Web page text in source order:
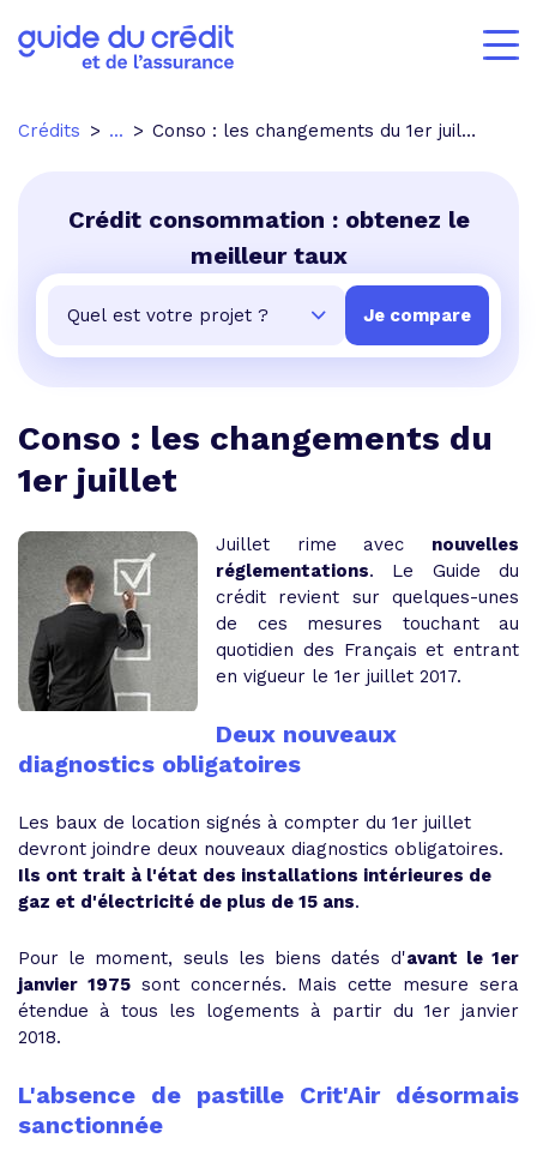
Crédits ... Conso : les changements du 1er juillet
Crédit consommation : obtenez le
meilleur taux
Conso : les changements du
1er juillet
Juillet rime avec nouvelles
réglementations. Le Guide du
crédit revient sur quelques-unes
de ces mesures touchant au
quotidien des Français et entrant
en vigueur le 1er juillet 2017.
Deux nouveaux
diagnostics obligatoires
Les baux de location signés à compter du 1er juillet
devront joindre deux nouveaux diagnostics obligatoires.
Ils ont trait à l'état des installations intérieures de
gaz et d'électricité de plus de 15 ans.
Pour le moment, seuls les biens datés d'avant le 1er
janvier 1975 sont concernés. Mais cette mesure sera
étendue à tous les logements à partir du 1er janvier
2018.
L'absence de pastille Crit'Air désormais
sanctionnée